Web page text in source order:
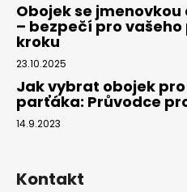
Obojek se
– bezpečí pro
kroku
23.10.2025
Jak vybrat obojek
parťáka: Průvodce
14.9.2023
Kontakt